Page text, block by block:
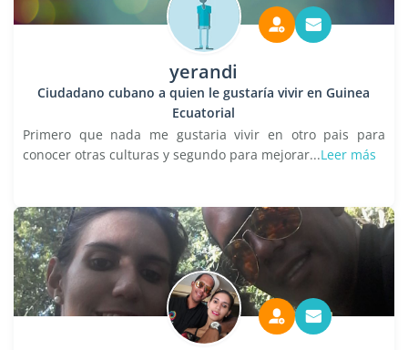
yerandi
Ciudadano cubano a quien le gustaría vivir en Guinea
Ecuatorial
Primero que nada me gustaria vivir en otro pais para
conocer otras culturas y segundo para mejorar...Leer más